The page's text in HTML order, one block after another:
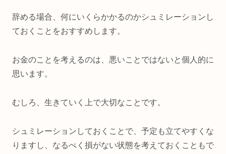
辞める場合、何にいくらかかるのかシュミレーションし
ておくことをおすすめします。
お金のことを考えるのは、悪いことではないと個人的に
思います。
むしろ、生きていく上で大切なことです。
シュミレーションしておくことで、予定も立てやすくな
りますし、なるべく損がない状態を考えておくこともで